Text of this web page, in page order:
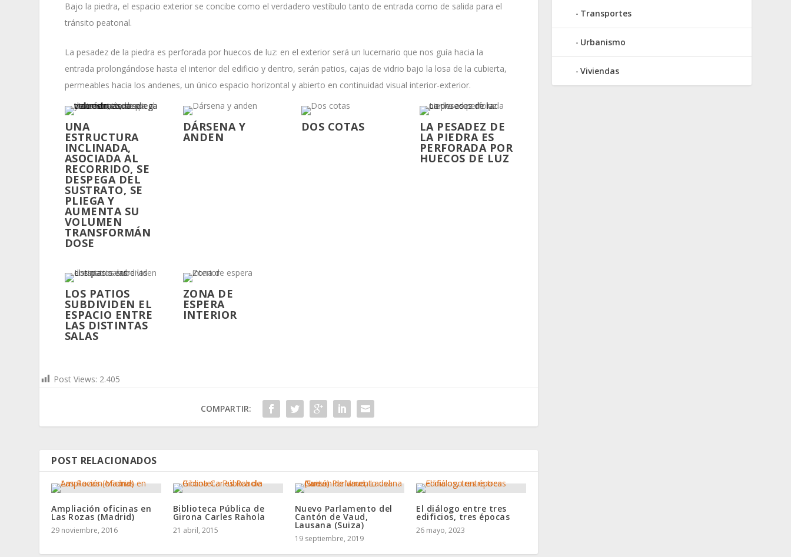
Bajo la piedra, el espacio exterior se concibe como el verdadero vestíbulo tanto de entrada como de salida para el
tránsito peatonal.
La pesadez de la piedra es perforada por huecos de luz: en el exterior será un lucernario que nos guía hacia la
entrada prolongándose hasta el interior del edificio y dentro, serán patios, cajas de vidrio bajo la losa de la cubierta,
permeables hacia los andenes, un único espacio horizontal y abierto en continuidad visual interior-exterior.
UNA
ESTRUCTURA
INCLINADA,
ASOCIADA AL
RECORRIDO, SE
DESPEGA DEL
SUSTRATO, SE
PLIEGA Y
AUMENTA SU
VOLUMEN
TRANSFORMÁN
DOSE
DÁRSENA Y
ANDEN
DOS COTAS LA PESADEZ DE
LA PIEDRA ES
PERFORADA POR
HUECOS DE LUZ
LOS PATIOS
SUBDIVIDEN EL
ESPACIO ENTRE
LAS DISTINTAS
SALAS
ZONA DE
ESPERA
INTERIOR
Post Views: 2.405
COMPARTIR:
POST RELACIONADOS
Ampliación oficinas en
Las Rozas (Madrid)
29 noviembre, 2016
Biblioteca Pública de
Girona Carles Rahola
21 abril, 2015
Nuevo Parlamento del
Cantón de Vaud,
Lausana (Suiza)
19 septiembre, 2019
El diálogo entre tres
edificios, tres épocas
26 mayo, 2023
Transportes
Urbanismo
Viviendas